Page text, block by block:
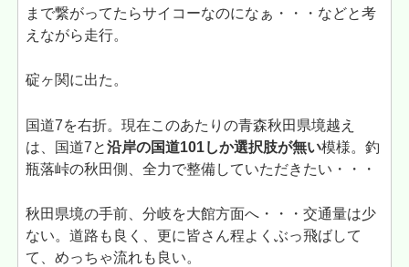
まで繋がってたらサイコーなのになぁ・・・などと考
えながら走行。
碇ヶ関に出た。
国道7を右折。現在このあたりの青森秋田県境越え
は、国道7と沿岸の国道101しか選択肢が無い模様。釣
瓶落峠の秋田側、全力で整備していただきたい・・・
秋田県境の手前、分岐を大館方面へ・・・交通量は少
ない。道路も良く、更に皆さん程よくぶっ飛ばして
て、めっちゃ流れも良い。